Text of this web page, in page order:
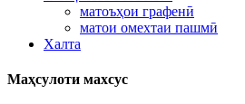
матоъҳои графенӣ
матои омехтаи пашмӣ
Халта
Маҳсулоти махсус